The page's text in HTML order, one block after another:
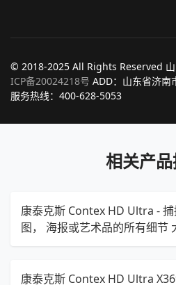
© 2018-2025 All Rights Reserved 山
ICP备20024218号 ADD：山东省济南
服务热线：400-628-5053
相关产
康泰克斯 Contex HD Ultra -
图， 海报或艺术品的所有细节
康泰克斯 Contex HD Ultra